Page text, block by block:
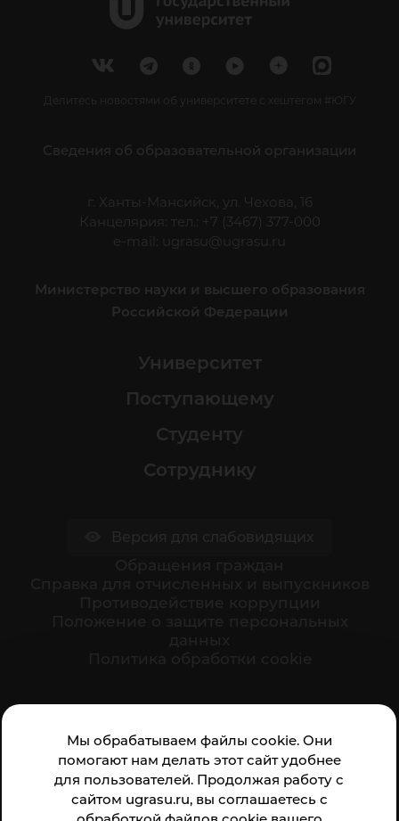
Мы обрабатываем файлы cookie. Они
помогают нам делать этот сайт удобнее
для пользователей. Продолжая работу с
сайтом ugrasu.ru, вы соглашаетесь с
Делитесь новостями об университете с хештегом #ЮГУ
Сведения об образовательной организации
г. Ханты-Мансийск, ул. Чехова, 16
Канцелярия: тел.: +7 (3467) 377-000
e-mail:
ugrasu@ugrasu.ru
Министерство науки и высшего образования
Российской Федерации
Университет
Поступающему
Студенту
Сотруднику
организации: